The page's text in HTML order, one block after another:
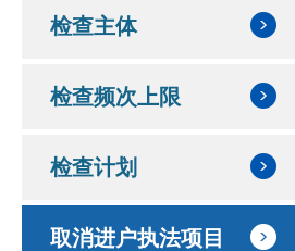
检查主体
检查频次上限
检查计划
取消进户执法项目